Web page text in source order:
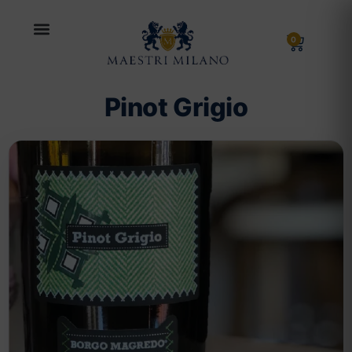
0
Pinot Grigio